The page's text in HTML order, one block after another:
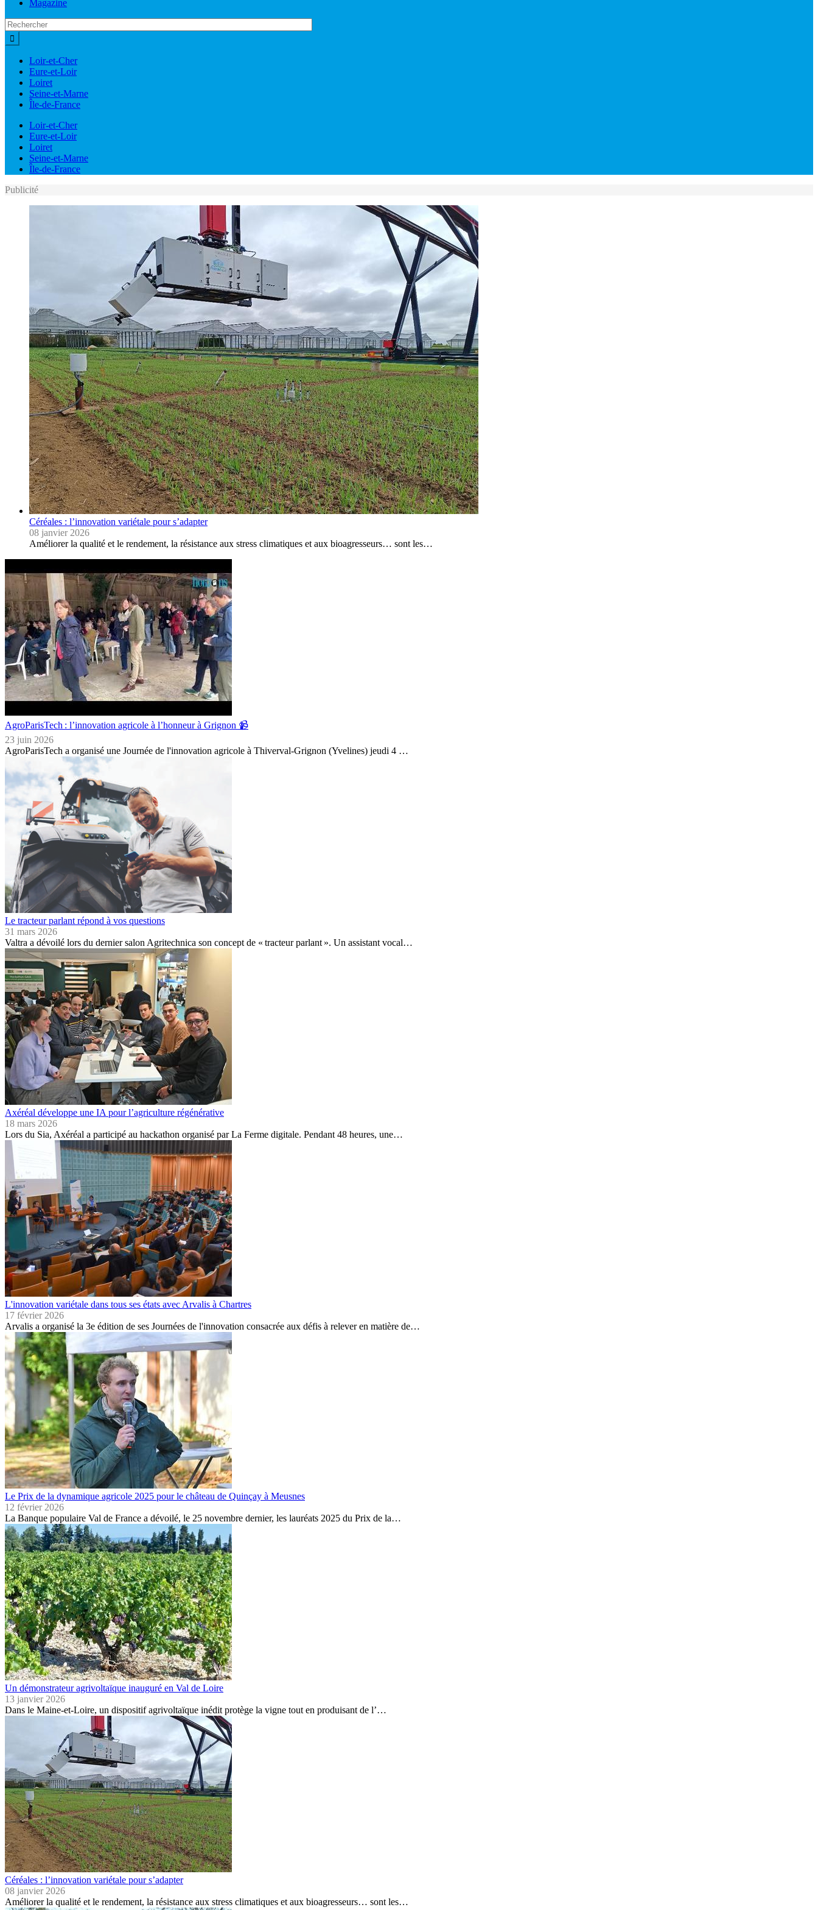
Magazine
Loir-et-Cher
Eure-et-Loir
Loiret
Seine-et-Marne
Île-de-France
Loir-et-Cher
Eure-et-Loir
Loiret
Seine-et-Marne
Île-de-France
Publicité
Céréales : l’innovation variétale pour s’adapter
08 janvier 2026
Améliorer la qualité et le rendement, la résistance aux stress climatiques et aux bioagresseurs… sont les…
AgroParisTech : l’innovation agricole à l’honneur à Grignon 📹
23 juin 2026
AgroParisTech a organisé une Journée de l'innovation agricole à Thiverval-Grignon (Yvelines) jeudi 4 …
Le tracteur parlant répond à vos questions
31 mars 2026
Valtra a dévoilé lors du dernier salon Agritechnica son concept de « tracteur parlant ». Un assistant vocal…
Axéréal développe une IA pour l’agriculture régénérative
18 mars 2026
Lors du Sia, Axéréal a participé au hackathon organisé par La Ferme digitale. Pendant 48 heures, une…
L'innovation variétale dans tous ses états avec Arvalis à Chartres
17 février 2026
Arvalis a organisé la 3e édition de ses Journées de l'innovation consacrée aux défis à relever en matière de…
Le Prix de la dynamique agricole 2025 pour le château de Quinçay à Meusnes
12 février 2026
La Banque populaire Val de France a dévoilé, le 25 novembre dernier, les lauréats 2025 du Prix de la…
Un démonstrateur agrivoltaïque inauguré en Val de Loire
13 janvier 2026
Dans le Maine-et-Loire, un dispositif agrivoltaïque inédit protège la vigne tout en produisant de l’…
Céréales : l’innovation variétale pour s’adapter
08 janvier 2026
Améliorer la qualité et le rendement, la résistance aux stress climatiques et aux bioagresseurs… sont les…